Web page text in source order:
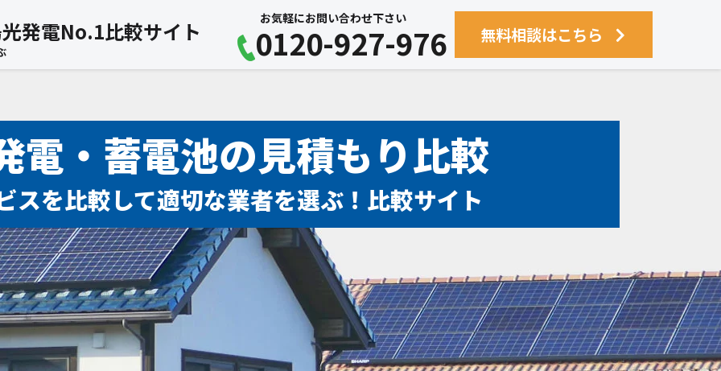
発電No.1比較サイト お気軽にお問い合わせ下さい
0120-927-976 無料相談はこちら
電・蓄電池の見積もり比較
スを比較して適切な業者を選ぶ！比較サイト